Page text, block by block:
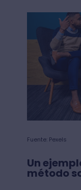
Fuente: Pexels
Un
método